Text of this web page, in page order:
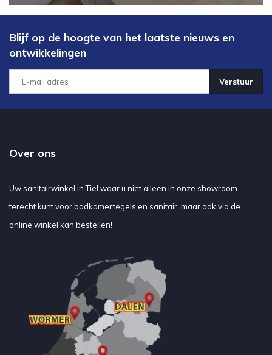
Blijf op de hoogte van het laatste nieuws en
ontwikkelingen
Verstuur
Over ons
Uw sanitairwinkel in Tiel waar u niet alleen in onze showroom
terecht kunt voor badkamertegels en sanitair, maar ook via de
online winkel kan bestellen!